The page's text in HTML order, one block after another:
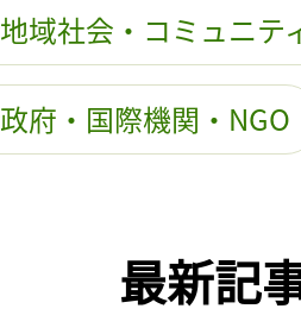
地域社会・コミュニテ
政府・国際機関・NGO
最新記